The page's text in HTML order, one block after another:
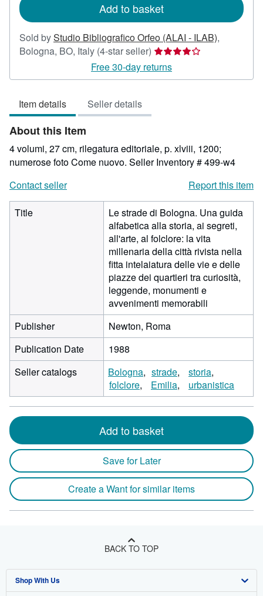
Add to basket
Sold byStudio Bibliografico Orfeo (ALAI - ILAB),
Bologna, BO, Italy (4-star seller) Seller
rating
4
Free 30-day returns
Item details Seller details
About this Item
4 volumi, 27 cm, rilegatura editoriale, p. xlviii, 1200;
numerose foto Come nuovo. Seller Inventory # 499-w4
Contact seller
Report this item
Title
Le strade di Bologna. Una guida
alfabetica alla storia, ai segreti,
all'arte, al folclore: la vita
millenaria della città rivista nella
fitta intelaiatura delle vie e delle
piazze dei quartieri tra curiosità,
leggende, monumenti e
avvenimenti memorabili
Publisher
Newton, Roma
Publication Date
1988
Seller catalogs
Bologna strade
storia
folclore
Emilia urbanistica
Add to basket
Save for Later
Create a Want for similar items
BACK TO TOP
Shop With Us